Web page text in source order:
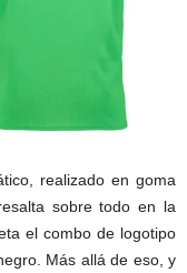
realizado en goma
sobre todo en la
el combo de logotipo
Más allá de eso, y